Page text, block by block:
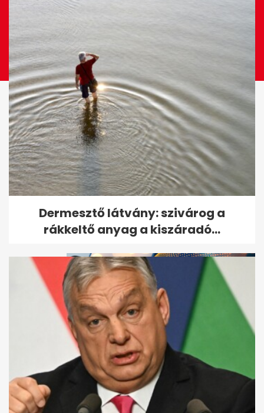
Megszökött a több száz állatot
brutálisan megkínzó nő
Dermesztő látvány: szivárog a
rákkeltő anyag a kiszáradó...